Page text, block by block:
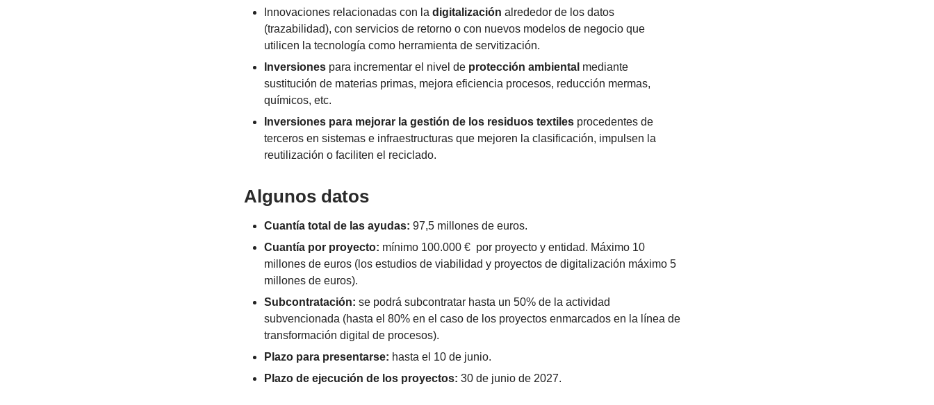
Innovaciones relacionadas con la digitalización alrededor de los datos
(trazabilidad), con servicios de retorno o con nuevos modelos de negocio que
utilicen la tecnología como herramienta de servitización.
Inversiones para incrementar el nivel de protección ambiental mediante
sustitución de materias primas, mejora eficiencia procesos, reducción mermas,
químicos, etc.
Inversiones para mejorar la gestión de los residuos textiles procedentes de
terceros en sistemas e infraestructuras que mejoren la clasificación, impulsen la
reutilización o faciliten el reciclado.
Algunos datos
Cuantía total de las ayudas: 97,5 millones de euros.
Cuantía por proyecto: mínimo 100.000 € por proyecto y entidad. Máximo 10
millones de euros (los estudios de viabilidad y proyectos de digitalización máximo 5
millones de euros).
Subcontratación: se podrá subcontratar hasta un 50% de la actividad
subvencionada (hasta el 80% en el caso de los proyectos enmarcados en la línea de
transformación digital de procesos).
Plazo para presentarse: hasta el 10 de junio.
Plazo de ejecución de los proyectos: 30 de junio de 2027.